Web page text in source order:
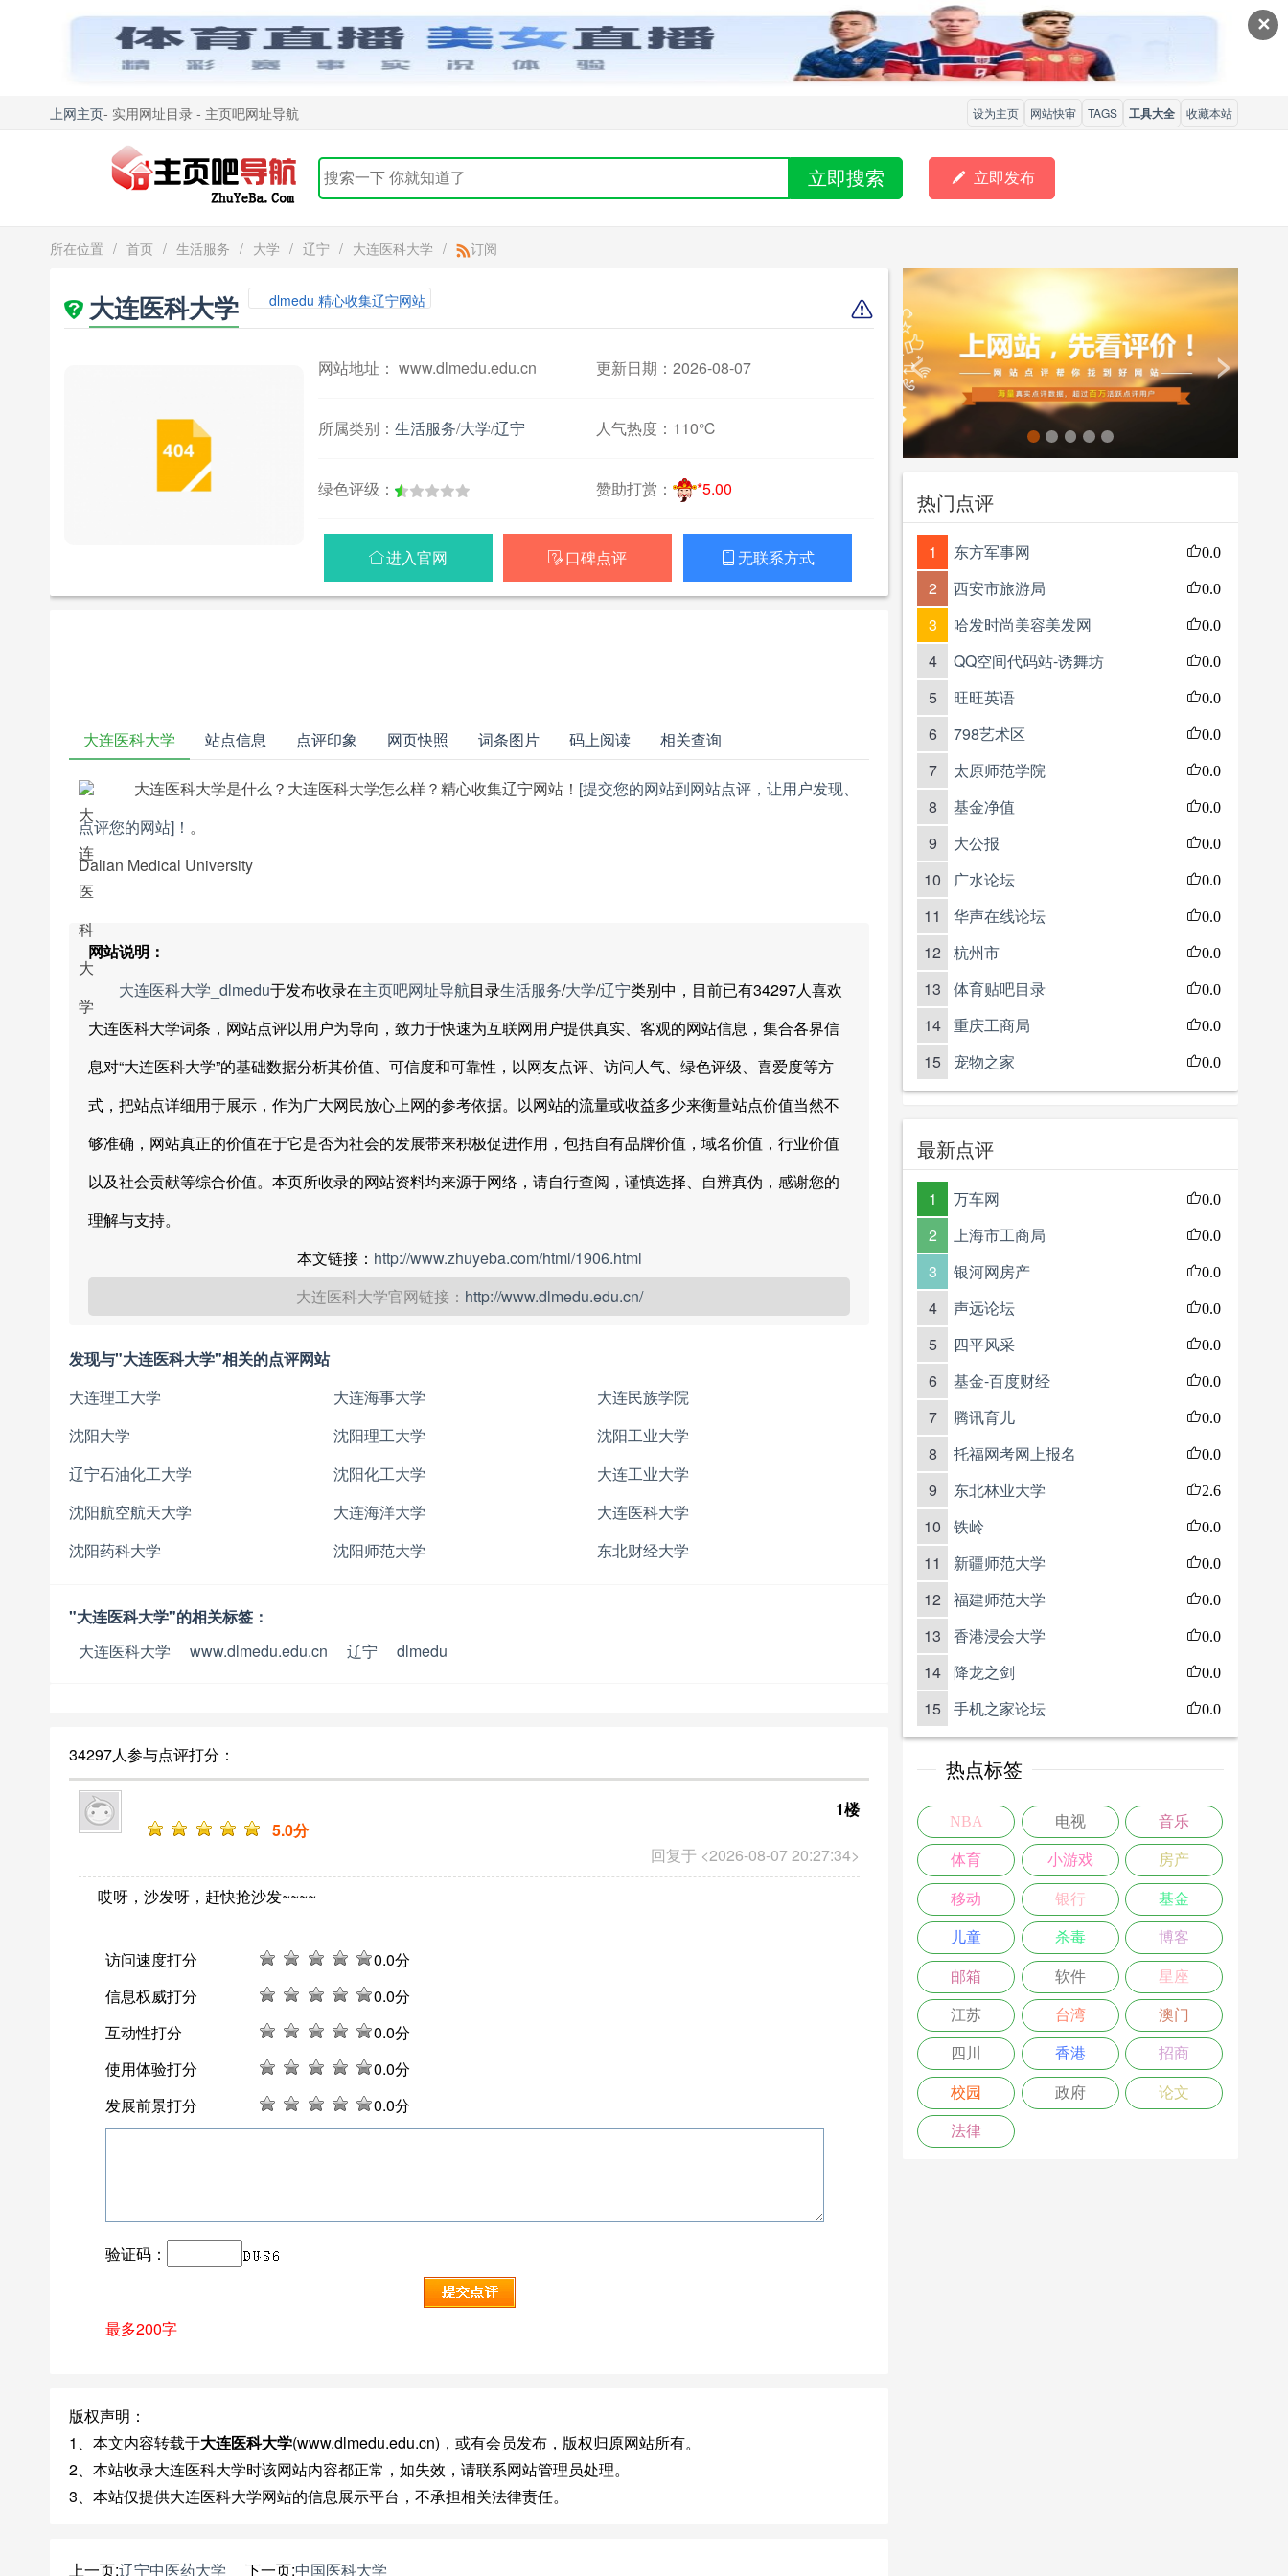
✕
上网主页- 实用网址目录 - 主页吧网址导航 设为主页 网站快审 TAGS 工具大全 收藏本站
立即搜索  立即发布
所在位置 / 首页 / 生活服务 / 大学 / 辽宁 / 大连医科大学 / 订阅
大连医科大学 dlmedu 精心收集辽宁网站
网站地址： www.dlmedu.edu.cn 更新日期：2026-08-07
所属类别： 生活服务/大学/辽宁 人气热度： 110℃
绿色评级： 赞助打赏： *5.00
进入官网  口碑点评  无联系方式
大连医科大学 站点信息 点评印象 网页快照 词条图片 码上阅读 相关查询
大连医科大学是什么？大连医科大学怎么样？精心收集辽宁网站！ [提交您的网站到网站点评，让用户发现、
点评您的网站]！ 。
Dalian Medical University
网站说明：
大连医科大学_dlmedu于发布收录在主页吧网址导航目录生活服务/大学/辽宁类别中，目前已有34297人喜欢
大连医科大学词条，网站点评以用户为导向，致力于快速为互联网用户提供真实、客观的网站信息，集合各界信
息对“大连医科大学”的基础数据分析其价值、可信度和可靠性，以网友点评、访问人气、绿色评级、喜爱度等方
式，把站点详细用于展示，作为广大网民放心上网的参考依据。以网站的流量或收益多少来衡量站点价值当然不
够准确，网站真正的价值在于它是否为社会的发展带来积极促进作用，包括自有品牌价值，域名价值，行业价值
以及社会贡献等综合价值。本页所收录的网站资料均来源于网络，请自行查阅，谨慎选择、自辨真伪，感谢您的
理解与支持。
本文链接： http://www.zhuyeba.com/html/1906.html
大连医科大学官网链接： http://www.dlmedu.edu.cn/
发现与"大连医科大学"相关的点评网站
大连理工大学
大连海事大学
大连民族学院
沈阳大学
沈阳理工大学
沈阳工业大学
辽宁石油化工大学
沈阳化工大学
大连工业大学
沈阳航空航天大学
大连海洋大学
大连医科大学
沈阳药科大学
沈阳师范大学 东北财经大学
"大连医科大学"的相关标签：
大连医科大学
www.dlmedu.edu.cn 辽宁 dlmedu
34297人参与点评打分：
回复于 <2026-08-07 20:27:34>
1楼
5.0分
哎呀，沙发呀，赶快抢沙发~~~~
访问速度打分 0.0分
信息权威打分
0.0分
互动性打分
0.0分
使用体验打分
0.0分
发展前景打分
0.0分
验证码：
最多200字
版权声明：
1、本文内容转载于大连医科大学(www.dlmedu.edu.cn)，或有会员发布，版权归原网站所有。
2、本站收录大连医科大学时该网站内容都正常，如失效，请联系网站管理员处理。
3、本站仅提供大连医科大学网站的信息展示平台，不承担相关法律责任。
上一页:辽宁中医药大学 下一页:中国医科大学
< >
热门点评
1 东方军事网 0.0
2 西安市旅游局 0.0
3 哈发时尚美容美发网 0.0
4 QQ空间代码站-诱舞坊 0.0
5 旺旺英语 0.0
6 798艺术区 0.0
7 太原师范学院 0.0
8 基金净值 0.0
9 大公报 0.0
10 广水论坛 0.0
11 华声在线论坛 0.0
12 杭州市 0.0
13 体育贴吧目录 0.0
14 重庆工商局 0.0
15 宠物之家 0.0
最新点评
1 万车网 0.0
2 上海市工商局 0.0
3 银河网房产 0.0
4 声远论坛 0.0
5 四平风采 0.0
6 基金-百度财经 0.0
7 腾讯育儿 0.0
8 托福网考网上报名 0.0
9 东北林业大学 2.6
10 铁岭 0.0
11 新疆师范大学 0.0
12 福建师范大学 0.0
13 香港浸会大学 0.0
14 降龙之剑 0.0
15 手机之家论坛 0.0
热点标签
NBA 电视 音乐
体育 小游戏 房产
移动 银行 基金
儿童 杀毒 博客
邮箱 软件 星座
江苏 台湾 澳门
四川 香港 招商
校园 政府 论文
法律